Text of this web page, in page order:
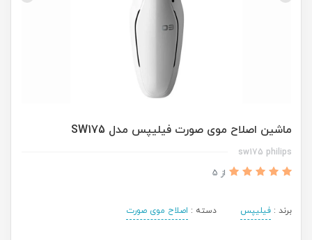
ماشین اصلاح موی صورت فیلیپس مدل SW175
sw175 philips
از 5
برند : فیلیپس دسته : اصلاح موی صورت